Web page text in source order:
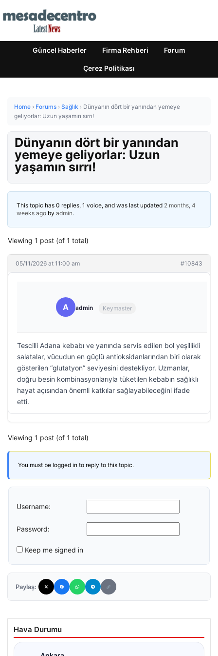
Güncel Haberler Firma Rehberi Forum
Çerez Politikası
Home › Forums › Sağlık › Dünyanın dört bir yanından yemeye
geliyorlar: Uzun yaşamın sırrı!
Dünyanın dört bir yanından
yemeye geliyorlar: Uzun
yaşamın sırrı!
This topic has 0 replies, 1 voice, and was last updated 2 months, 4
weeks ago by admin.
Viewing 1 post (of 1 total)
05/11/2026 at 11:00 am #10843
A admin Keymaster
Tescilli Adana kebabı ve yanında servis edilen bol yeşillikli
salatalar, vücudun en güçlü antioksidanlarından biri olarak
gösterilen “glutatyon” seviyesini destekliyor. Uzmanlar,
doğru besin kombinasyonlarıyla tüketilen kebabın sağlıklı
hayat açısından önemli katkılar sağlayabileceğini ifade
etti.
Viewing 1 post (of 1 total)
You must be logged in to reply to this topic.
Username:
Password:
Keep me signed in
Paylaş:
Hava Durumu